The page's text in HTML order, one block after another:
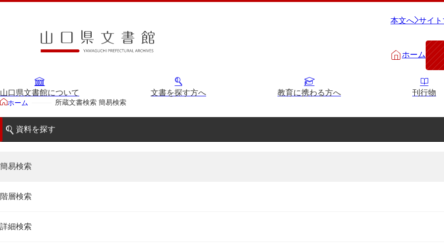
本文へ サイ
ホーム
山口県文書館について 文書を探す方へ 教育に携わる方へ 刊行物
ホーム 所蔵文書検索 簡易検索
資料を探す
簡易検索
階層検索
詳細検索